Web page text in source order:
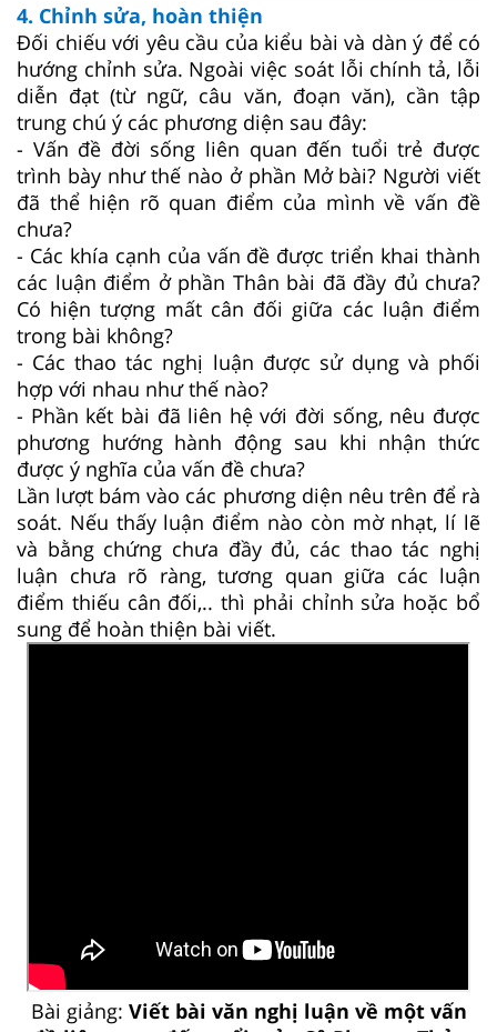
4. Chỉnh sửa, hoàn thiện
Đối chiếu với yêu cầu của kiểu bài và dàn ý để có
hướng chỉnh sửa. Ngoài việc soát lỗi chính tả, lỗi
diễn đạt (từ ngữ, câu văn, đoạn văn), cần tập
trung chú ý các phương diện sau đây:
- Vấn đề đời sống liên quan đến tuổi trẻ được
trình bày như thế nào ở phần Mở bài? Người viết
đã thể hiện rõ quan điểm của mình về vấn đề
chưa?
- Các khía cạnh của vấn đề được triển khai thành
các luận điểm ở phần Thân bài đã đầy đủ chưa?
Có hiện tượng mất cân đối giữa các luận điểm
trong bài không?
- Các thao tác nghị luận được sử dụng và phối
hợp với nhau như thế nào?
- Phần kết bài đã liên hệ với đời sống, nêu được
phương hướng hành động sau khi nhận thức
được ý nghĩa của vấn đề chưa?
Lần lượt bám vào các phương diện nêu trên để rà
soát. Nếu thấy luận điểm nào còn mờ nhạt, lí lẽ
và bằng chứng chưa đầy đủ, các thao tác nghị
luận chưa rõ ràng, tương quan giữa các luận
điểm thiếu cân đối,.. thì phải chỉnh sửa hoặc bổ
sung để hoàn thiện bài viết.
Bài giảng: Viết bài văn nghị luận về một vấn